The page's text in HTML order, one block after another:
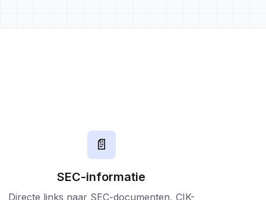
📄
SEC-informatie
Directe links naar SEC-documenten, CIK-